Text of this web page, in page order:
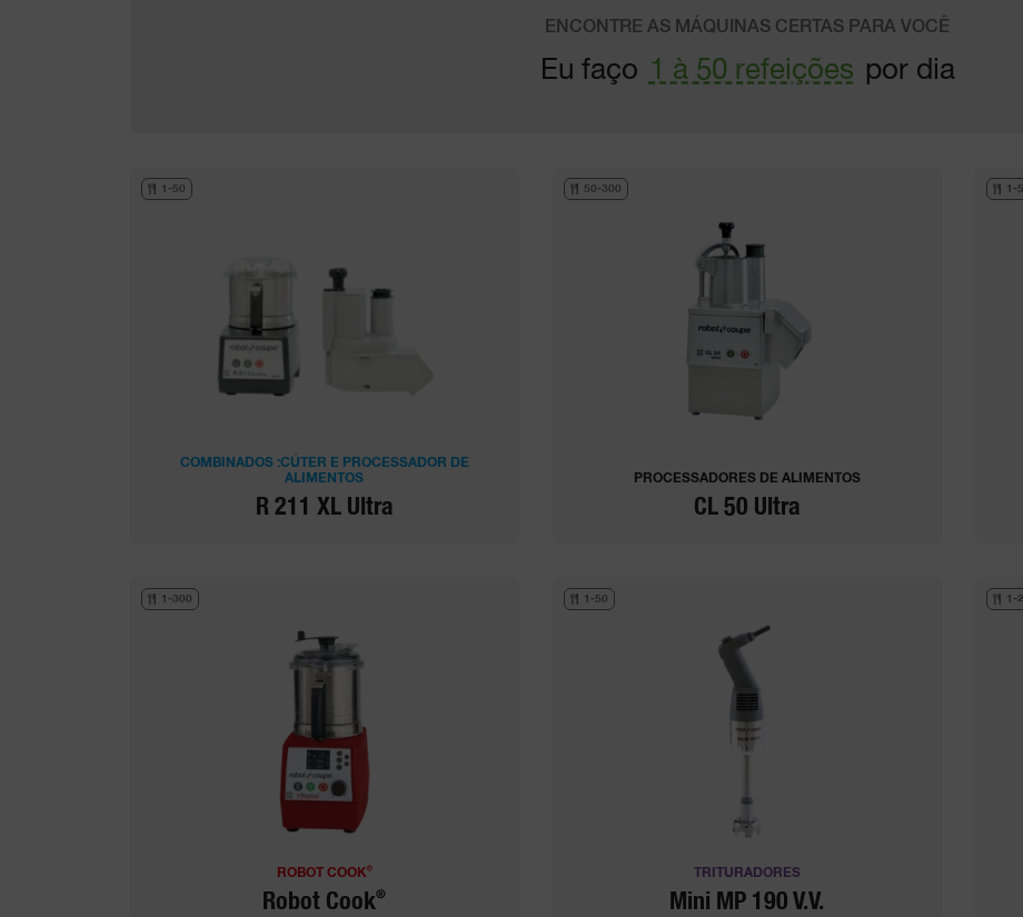
ENCONTRE AS MÁQUINAS CERTAS PARA VOCÊ
Eu faço 1 à 50 refeições por dia
1-50
COMBINADOS :CÚTER E PROCESSADOR DE
ALIMENTOS
R 211 XL Ultra
50-300
PROCESSADORES DE ALIMENTOS
CL 50 Ultra
1-
1-300
ROBOT COOK ®
Robot Cook®
1-50
TRITURADORES
Mini MP 190 V.V.
1-